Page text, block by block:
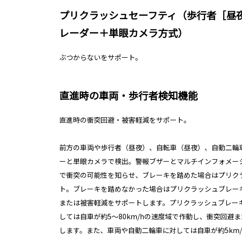
プリクラッシュセーフティ（歩行者［
レーダー＋単眼カメラ方式）
ぶつからないをサポート。
直進時の車両・歩行者検知機能
直進時の衝突回避・被害軽減をサポート。
前方の車両や歩行者（昼夜）、自転車（昼夜）、自動二
ーと単眼カメラで検出。警報ブザーとマルチインフォメ
で衝突の可能性を知らせ、ブレーキを踏めた場合はプリク
ト。ブレーキを踏めなかった場合はプリクラッシュブレ
または被害軽減をサポートします。プリクラッシュブレ
しては自車が約5〜80km/hの速度域で作動し、衝突回避
します。また、車両や自動二輪車に対しては自車が約